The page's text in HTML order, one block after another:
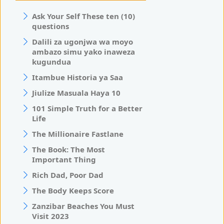
Ask Your Self These ten (10)
questions
Dalili za ugonjwa wa moyo
ambazo simu yako inaweza
kugundua
Itambue Historia ya Saa
Jiulize Masuala Haya 10
101 Simple Truth for a Better
Life
The Millionaire Fastlane
The Book: The Most
Important Thing
Rich Dad, Poor Dad
The Body Keeps Score
Zanzibar Beaches You Must
Visit 2023